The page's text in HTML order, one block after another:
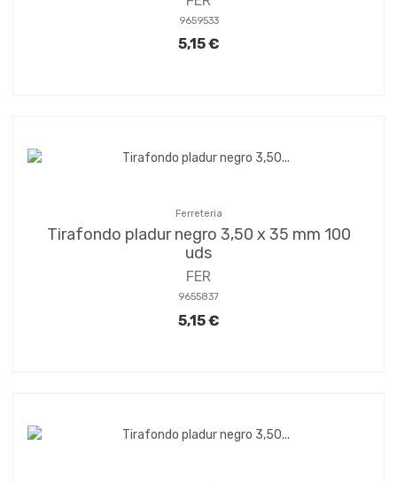
9659533
5,15 €
Ferreteria
Tirafondo pladur negro 3,50 x 35 mm 100
uds
FER
9655837
5,15 €